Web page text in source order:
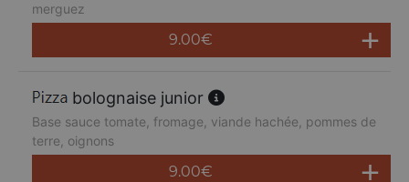
merguez
9.00€
bolognaise junior
Base sauce tomate, fromage, viande hachée, pommes de
terre, oignons
9.00€